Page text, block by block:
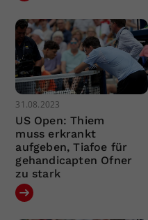
31.08.2023
US Open: Thiem
muss erkrankt
aufgeben, Tiafoe für
gehandicapten Ofner
zu stark